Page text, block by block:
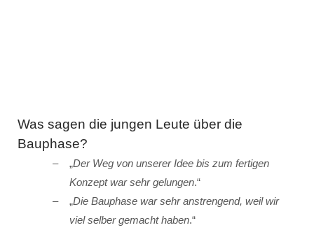
Was sagen die jungen Leute über die
Bauphase?
„Der Weg von unserer Idee bis zum fertigen
Konzept war sehr gelungen.“
„Die Bauphase war sehr anstrengend, weil wir
viel selber gemacht haben.“